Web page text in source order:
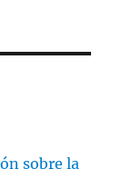
sobre la